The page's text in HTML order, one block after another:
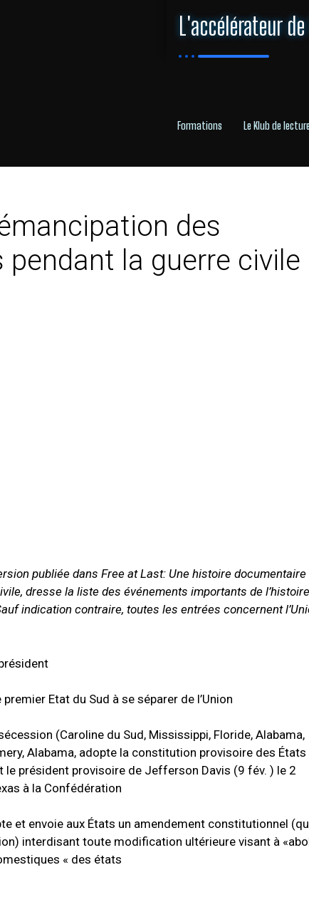
L'accélérateur
Formations Le Klub de
des
la guerre civile
publiée dans Free at Last: Une histoire documentaire
dresse la liste des événements importants de
indication contraire, toutes les entrées concernent
Etat du Sud à se séparer de l’Union
(Caroline du Sud, Mississippi, Floride, Alabama,
Alabama, adopte la constitution provisoire des États
le président provisoire de Jefferson Davis (9 fév. ) le 2
à la Confédération
et envoie aux États un amendement constitutionnel
interdisant toute modification ultérieure visant à
« des états